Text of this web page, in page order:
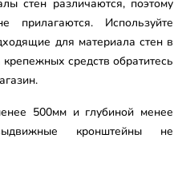
стен различаются, поэтому
прилагаются. Используйте
для материала стен в
средств обратитесь
500мм и глубиной менее
кронштейны не